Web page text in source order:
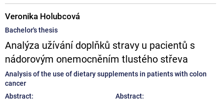
Veronika Holubcová
Bachelor's thesis
Analýza užívání doplňků stravy u pacientů s
nádorovým onemocněním tlustého střeva
Analysis of the use of dietary supplements in patients with colon
cancer
Abstract:
Abstract: